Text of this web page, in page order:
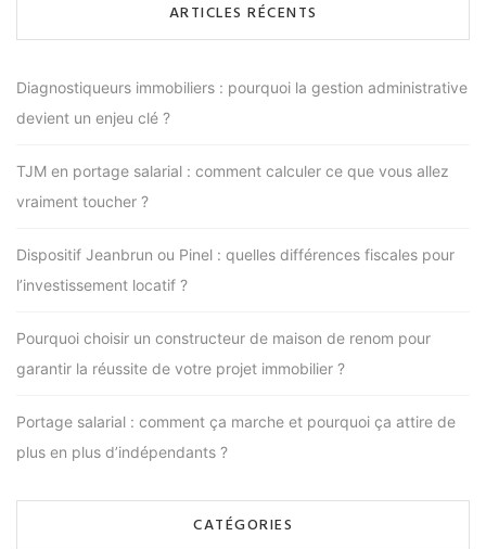
ARTICLES RÉCENTS
Diagnostiqueurs immobiliers : pourquoi la gestion administrative
devient un enjeu clé ?
TJM en portage salarial : comment calculer ce que vous allez
vraiment toucher ?
Dispositif Jeanbrun ou Pinel : quelles différences fiscales pour
l’investissement locatif ?
Pourquoi choisir un constructeur de maison de renom pour
garantir la réussite de votre projet immobilier ?
Portage salarial : comment ça marche et pourquoi ça attire de
plus en plus d’indépendants ?
CATÉGORIES